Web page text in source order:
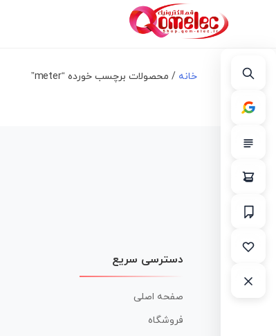
خانه / محصولات برچسب خورده “meter”
دسترسی سریع
صفحه اصلی
فروشگاه